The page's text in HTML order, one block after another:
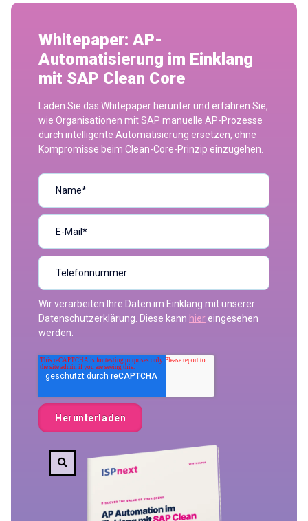
Whitepaper: AP-
Automatisierung im Einklang
mit SAP Clean Core
Laden Sie das Whitepaper herunter und erfahren Sie,
wie Organisationen mit SAP manuelle AP-Prozesse
durch intelligente Automatisierung ersetzen, ohne
Kompromisse beim Clean-Core-Prinzip einzugehen.
Wir verarbeiten Ihre Daten im Einklang mit unserer
Datenschutzerklärung. Diese kann hiereingesehen
werden.